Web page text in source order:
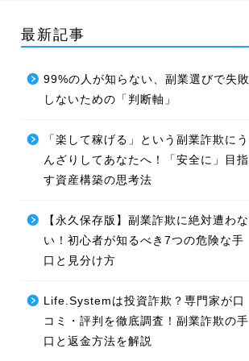
最新記事
99%の人が知らない、副業選びで失敗
しないための「判断軸」
「楽して稼げる」という副業詐欺にう
んざりしてあなたへ！「安全に」目指
す資産構築の思考法
【永久保存版】副業詐欺に絶対遭わな
い！初心者が知るべき7つの危険な手
口と見分け方
Life.Systemは投資詐欺？専門家が口
コミ・評判を徹底調査！副業詐欺の手
口と返金方法を解説